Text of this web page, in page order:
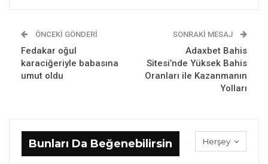
ÖNCEKI GÖNDERI
Fedakar oğul
karaciğeriyle babasına
umut oldu
SONRAKI MESAJ
Adaxbet Bahis
Sitesi’nde Yüksek Bahis
Oranları ile Kazanmanın
Yolları
Herşey
Bunları Da Beğenebilirsin